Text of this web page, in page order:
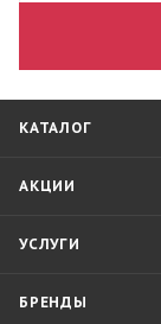
КАТАЛОГ
АКЦИИ
УСЛУГИ
БРЕНДЫ